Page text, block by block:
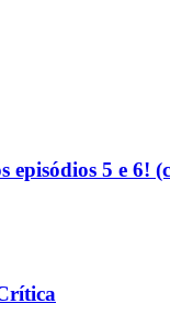
episódios 5 e 6!